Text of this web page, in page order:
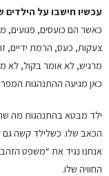
עכשיו חישבו על הילדים
כאשר הם כועסים, פגועים,
צעקות, כעס, הרמת ידיים,
מרגיש, לא אומר בקול, לא
כאן מגיעה ההתנהגות
ילד מבטא בהתנהגות מה
הכאב שלו. כשלילד קשה
אנחנו נגיד את “משפט
החוויה שלו.